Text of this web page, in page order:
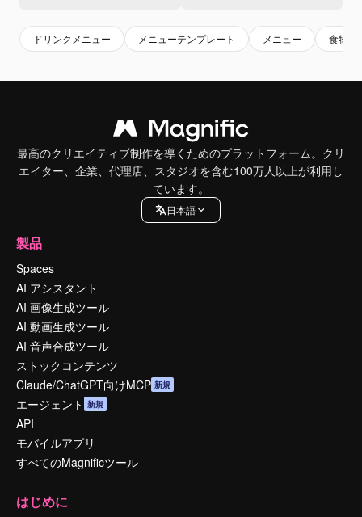
ドリンクメニュー メニューテンプレート メニュー 食物
最高のクリエイティブ制作を導くためのプラットフォーム。クリ
エイター、企業、代理店、スタジオを含む100万人以上が利用し
ています。
日本語
製品
Spaces
AI アシスタント
AI 画像生成ツール
AI 動画生成ツール
AI 音声合成ツール
ストックコンテンツ
Claude/ChatGPT向けMCP 新規
エージェント 新規
API
モバイルアプリ
すべてのMagnificツール
はじめに